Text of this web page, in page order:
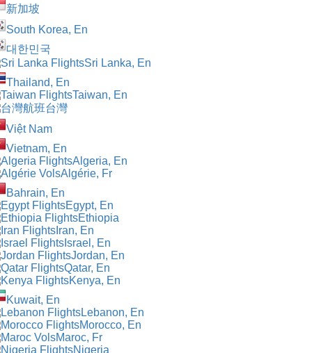
新加坡
South Korea, En
대한민국
Sri Lanka, En
Thailand, En
Taiwan, En
台灣
Việt Nam
Vietnam, En
Algeria, En
Algérie, Fr
Bahrain, En
Egypt, En
Ethiopia
Iran, En
Israel, En
Jordan, En
Qatar, En
Kenya, En
Kuwait, En
Lebanon, En
Morocco, En
Maroc, Fr
Nigeria